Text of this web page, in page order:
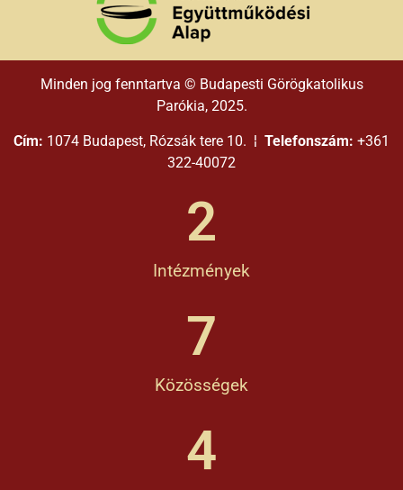
Minden jog fenntartva © Budapesti Görögkatolikus
Parókia, 2025.
Cím: 1074 Budapest, Rózsák tere 10. ¦ Telefonszám: +361
322-40072
Intézmények
2
Közösségek
7
4